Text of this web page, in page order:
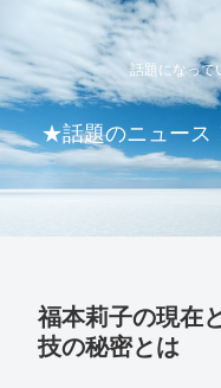
話題になって
★話題のニュース
福本莉子の現在
技の秘密とは